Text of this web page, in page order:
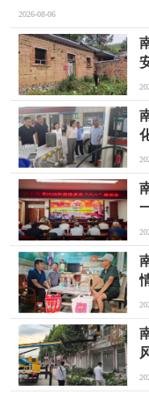
2026-08-06